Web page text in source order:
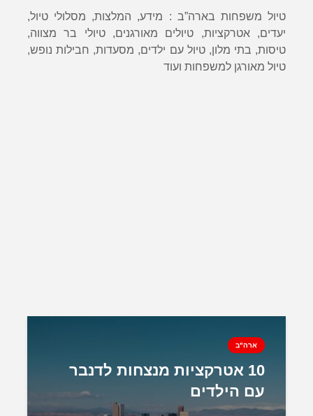
טיול משפחות בארה”ב : מידע, המלצות, מסלולי טיול,
יעדים, אטרקציות, טיולים מאורגנים, טיולי בר מצווה,
טיסות, בתי מלון, טיול עם ילדים, מסעדות, חבילות נופש,
טיול מאורגן למשפחות ועוד
ארה"ב
10 אטרקציות מנצחות לדנבר
עם הילדים